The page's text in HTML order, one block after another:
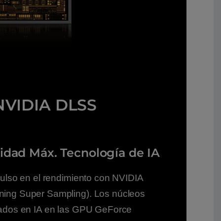
DLSS
Máx. Tecnología de IA
en el rendimiento con NVIDIA
Super Sampling). Los núcleos
en IA en las GPU GeForce